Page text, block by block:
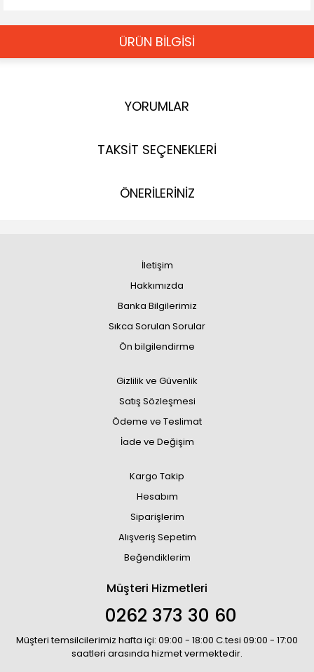
ÜRÜN BİLGİSİ
YORUMLAR
TAKSİT SEÇENEKLERİ
ÖNERİLERİNİZ
İletişim
Hakkımızda
Banka Bilgilerimiz
Sıkca Sorulan Sorular
Ön bilgilendirme
Gizlilik ve Güvenlik
Satış Sözleşmesi
Ödeme ve Teslimat
İade ve Değişim
Kargo Takip
Hesabım
Siparişlerim
Alışveriş Sepetim
Beğendiklerim
Müşteri Hizmetleri
0262 373 30 60
Müşteri temsilcilerimiz hafta içi: 09:00 - 18:00 C.tesi 09:00 - 17:00
saatleri arasında hizmet vermektedir.